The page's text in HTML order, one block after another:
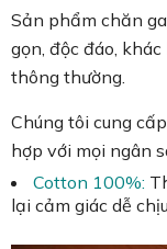
Sản phẩm chăn
gọn, độc đáo,
thông thường.
Chúng tôi cung
hợp với mọi ngân
Cotton 100%:
lại cảm giác dễ